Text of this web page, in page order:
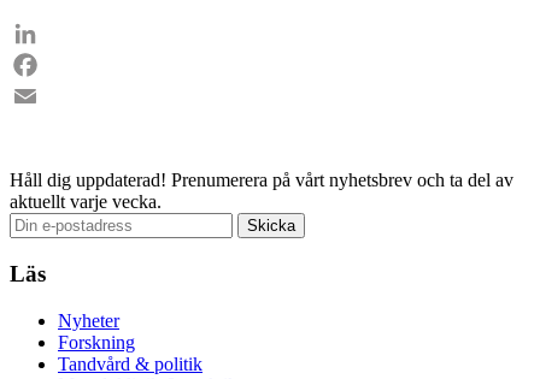
LinkedIn
Facebook
Håll dig uppdaterad! Prenumerera på vårt nyhetsbrev och ta del av
aktuellt varje vecka.
Läs
Nyheter
Forskning
Tandvård & politik